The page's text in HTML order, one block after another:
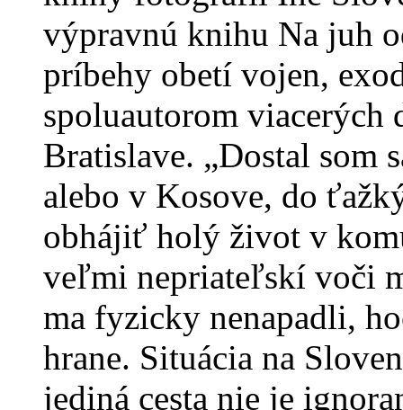
výpravnú knihu Na juh
príbehy obetí vojen,
spoluautorom
Bratislave. „Dostal som
alebo v Kosove, do
obhájiť holý život v
veľmi nepriateľskí voči
ma fyzicky nenapadli,
hrane. Situácia na
jediná cesta nie je